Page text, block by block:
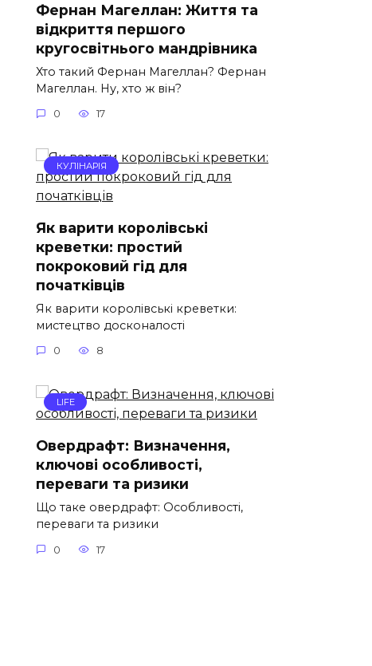
Фернан Магеллан: Життя та
відкриття першого
кругосвітнього мандрівника
Хто такий Фернан Магеллан? Фернан
Магеллан. Ну, хто ж він?
0 17
КУЛІНАРІЯ
Як варити королівські
креветки: простий
покроковий гід для
початківців
Як варити королівські креветки:
мистецтво досконалості
0 8
LIFE
Овердрафт: Визначення,
ключові особливості,
переваги та ризики
Що таке овердрафт: Особливості,
переваги та ризики
0 17